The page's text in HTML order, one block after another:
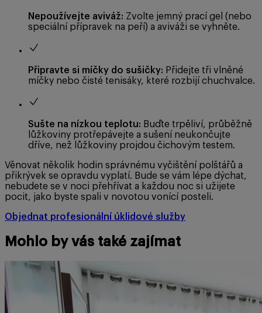
Nepoužívejte aviváž: Zvolte jemný prací gel (nebo
speciální přípravek na peří) a aviváži se vyhněte.
Připravte si míčky do sušičky: Přidejte tři vlněné
míčky nebo čisté tenisáky, které rozbijí chuchvalce.
Sušte na nízkou teplotu: Buďte trpěliví, průběžně
lůžkoviny protřepávejte a sušení neukončujte
dříve, než lůžkoviny projdou čichovým testem.
Věnovat několik hodin správnému vyčištění polštářů a
přikrývek se opravdu vyplatí. Bude se vám lépe dýchat,
nebudete se v noci přehřívat a každou noc si užijete
pocit, jako byste spali v novotou vonící posteli.
Objednat profesionální úklidové služby
Mohlo by vás také zajímat